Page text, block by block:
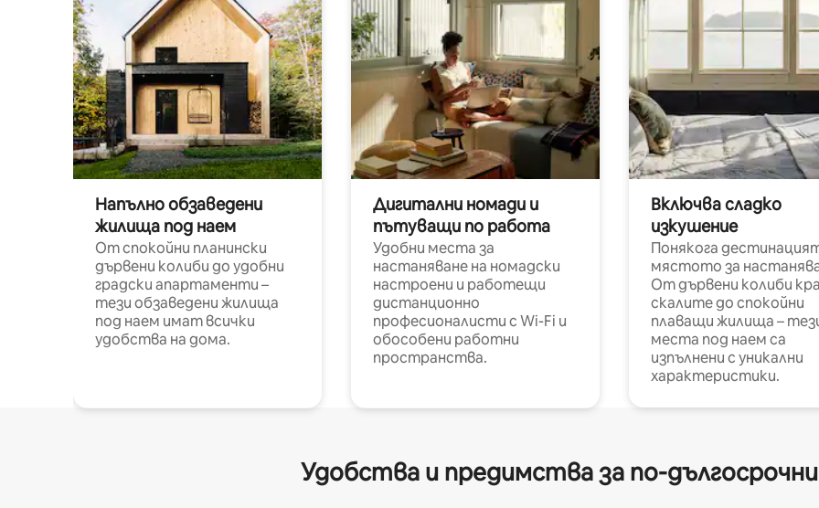
Напълно обзаведени
жилища под наем
От спокойни планински
дървени колиби до удобни
градски апартаменти –
тези обзаведени жилища
под наем имат всички
удобства на дома.
Дигитални номади и
пътуващи по работа
Удобни места за
настаняване на номадски
настроени и работещи
дистанционно
професионалисти с Wi-Fi и
обособени работни
пространства.
Включва сладко
изкушение
Понякога
мястото за
От дървени колиби
скалите до спокойни
плаващи жилища –
места под наем са
изпълнени с уникални
характеристики.
Удобства и предимства за по-